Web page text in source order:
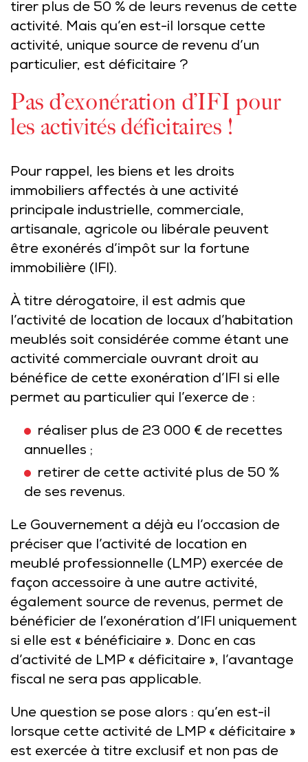
tirer plus de 50 % de leurs revenus de cette
activité. Mais qu’en est-il lorsque cette
activité, unique source de revenu d’un
particulier, est déficitaire ?
Pas d’exonération d’IFI pour
les activités déficitaires !
Pour rappel, les biens et les droits
immobiliers affectés à une activité
principale industrielle, commerciale,
artisanale, agricole ou libérale peuvent
être exonérés d’impôt sur la fortune
immobilière (IFI).
À titre dérogatoire, il est admis que
l’activité de location de locaux d’habitation
meublés soit considérée comme étant une
activité commerciale ouvrant droit au
bénéfice de cette exonération d’IFI si elle
permet au particulier qui l’exerce de :
réaliser plus de 23 000 € de recettes
annuelles ;
retirer de cette activité plus de 50 %
de ses revenus.
Le Gouvernement a déjà eu l’occasion de
préciser que l’activité de location en
meublé professionnelle (LMP) exercée de
façon accessoire à une autre activité,
également source de revenus, permet de
bénéficier de l’exonération d’IFI uniquement
si elle est « bénéficiaire ». Donc en cas
d’activité de LMP « déficitaire », l’avantage
fiscal ne sera pas applicable.
Une question se pose alors : qu’en est-il
lorsque cette activité de LMP « déficitaire »
est exercée à titre exclusif et non pas de